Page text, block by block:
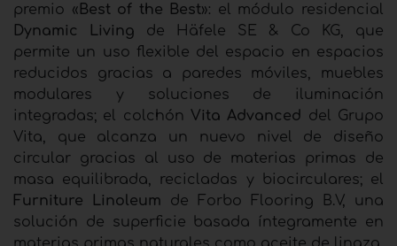
premio « Best of the Best»: el módulo residencial
Dynamic Living de Häfele SE & Co KG, que
permite un uso flexible del espacio en espacios
reducidos gracias a paredes móviles, muebles
modulares y soluciones de iluminación
integradas; el colchón Vita Advanced del Grupo
Vita, que alcanza un nuevo nivel de diseño
circular gracias al uso de materias primas de
masa equilibrada, recicladas y biocirculares; el
Furniture Linoleum de Forbo Flooring B.V, una
solución de superficie basada íntegramente en